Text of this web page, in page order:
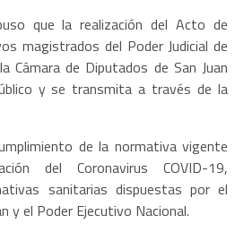
que la realización del Acto de
magistrados del Poder Judicial de
Cámara de Diputados de San Juan
y se transmita a través de la
de la normativa vigente
del Coronavirus COVID-19,
sanitarias dispuestas por el
y el Poder Ejecutivo Nacional.